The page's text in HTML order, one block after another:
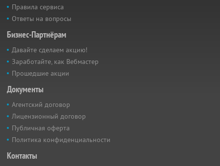
Правила сервиса
Ответы на вопросы
Бизнес-Партнёрам
Давайте сделаем акцию!
Заработайте, как Вебмастер
Прошедшие акции
Документы
Агентский договор
Лицензионный договор
Публичная оферта
Политика конфиденциальности
Контакты